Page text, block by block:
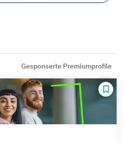
Gesponserte Premiumprofile